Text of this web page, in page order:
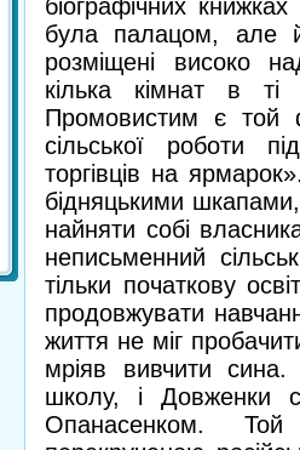
біографічних
була палацом, але й
розміщені високо
кілька кімнат в ті
Промовистим є той
сільської роботи
торгівців на
бідняцькими
найняти собі
неписьменний
тільки початкову
продовжувати
життя не міг
мріяв вивчити сина.
школу, і Довженки
Опанасенком.